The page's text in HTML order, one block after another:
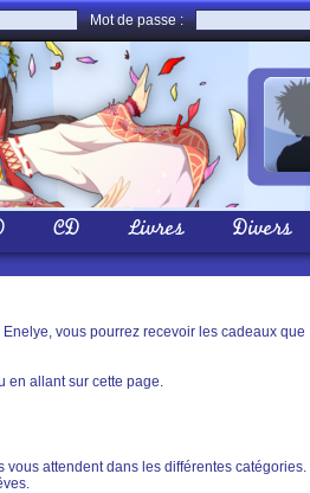
Mot de passe :
CD Livres Divers
vous pourrez recevoir les cadeaux que
en allant sur cette page.
attendent dans les différentes catégories.